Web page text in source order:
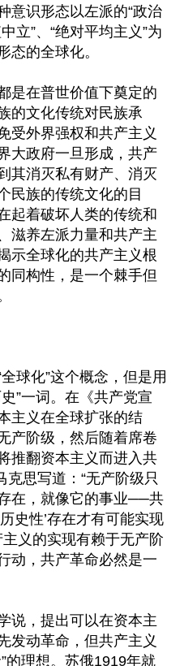
意识形态以左派的“政治
立”、“绝对平均主义”为
态的全球化。
是在普世价值下奠定的
的文化传统对民族承
受外界强权和共产主义
大政府一旦形成，共产
其消灭私有财产、消灭
民族的传统文化的目
起着破坏人类的传统和
滋养左派力量和共产主
示全球化的共产主义根
同构性，是一个棘手但
球化”这个概念，但是用
”一词。在《共产党宣
主义在全球扩张的结
产阶级，然后随着席卷
推翻资本主义而进入共
克思写道：“无产阶级只
在，就像它的事业──共
史性’存在才有可能实现
义的实现有赖于无产阶
动，共产革命必然是一
说，提出可以在资本主
发动革命，但共产主义
的理想。苏俄1919年就